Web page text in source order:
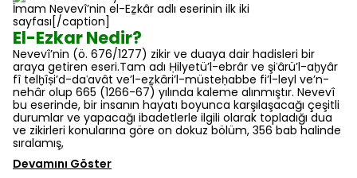
İmam Nevevî’nin el-Eẕkâr adlı eserinin ilk iki
sayfası [/caption]
El-Ezkar Nedir?
Nevevî’nin (ö. 676/1277) zikir ve duaya dair hadisleri bir
araya getiren eseri.Tam adı Ḥilyetü’l-ebrâr ve şiʿârü’l-aḫyâr
fî telḫîṣi’d-daʿavât ve’l-eẕkâri’l-müsteḥabbe fi’l-leyl ve’n-
nehâr olup 665 (1266-67) yılında kaleme alınmıştır. Nevevî
bu eserinde, bir insanın hayatı boyunca karşılaşacağı çeşitli
durumlar ve yapacağı ibadetlerle ilgili olarak topladığı dua
ve zikirleri konularına göre on dokuz bölüm, 356 bab halinde
sıralamış,
Devamını Göster